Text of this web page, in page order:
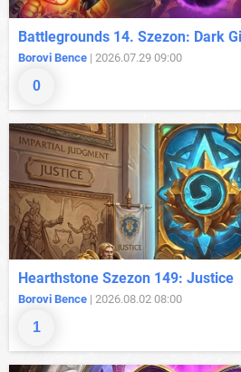
0
Battlegrounds 14. Szezon: Dark
Borovi Bence | 2026.07.29 09:00
1
Hearthstone Szezon 149: Justice
Borovi Bence | 2026.08.02 08:00